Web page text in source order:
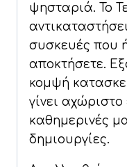
ψησταριά. Το
συσκευές που
αποκτήσετε.
κομψή
γίνει αχώριστο
καθημερινές
δημιουργίες.